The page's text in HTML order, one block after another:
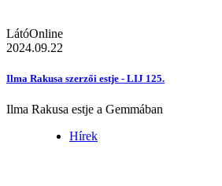
LátóOnline
2024.09.22
Ilma Rakusa szerzői estje - LIJ 125.
Ilma Rakusa estje a Gemmában
Hírek